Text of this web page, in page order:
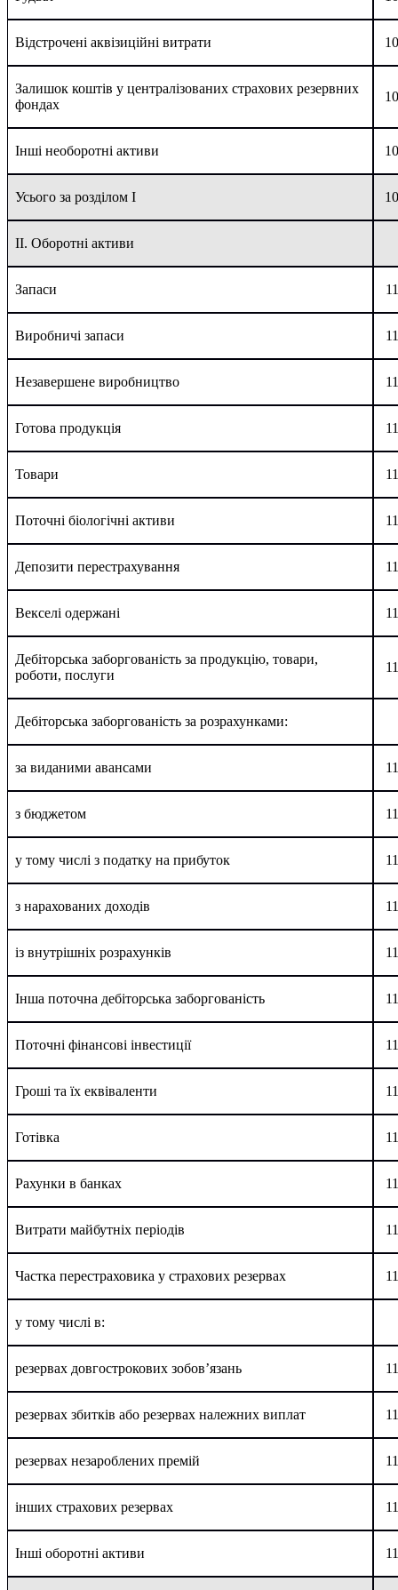
Відстрочені аквізиційні витрати
Залишок коштів у централізованих страхових резервних
фондах
Інші необоротні активи
Усього за розділом I
II. Оборотні активи
Запаси
Виробничі запаси
Незавершене виробництво
Готова продукція
Товари
Поточні біологічні активи
Депозити перестрахування
Векселі одержані
Дебіторська заборгованість за продукцію, товари,
роботи, послуги
Дебіторська заборгованість за розрахунками:
за виданими авансами
з бюджетом
у тому числі з податку на прибуток
з нарахованих доходів
із внутрішніх розрахунків
Інша поточна дебіторська заборгованість
Поточні фінансові інвестиції
Гроші та їх еквіваленти
Готівка
Рахунки в банках
Витрати майбутніх періодів
Частка перестраховика у страхових резервах
у тому числі в:
резервах довгострокових зобов’язань
резервах збитків або резервах належних виплат
резервах незароблених премій
інших страхових резервах
Інші оборотні активи